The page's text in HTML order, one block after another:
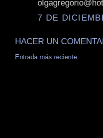
7 DE
HACER UN
Entrada más reciente